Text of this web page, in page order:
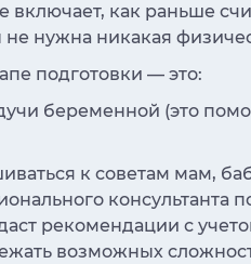
как раньше
нужна никакая
подготовки — это:
беременной (это
к советам мам,
рекомендации с
возможных